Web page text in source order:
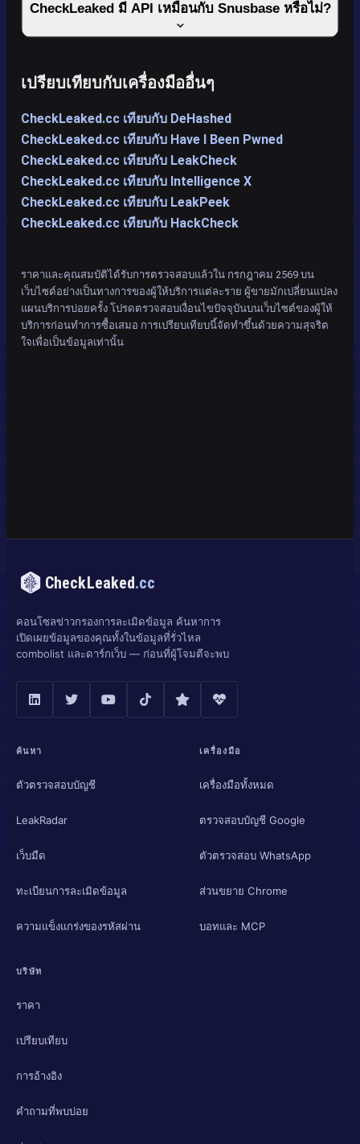
CheckLeaked มี API เหมือนกับ Snusbase หรือไม่?
เปรียบเทียบกับเครื่องมืออื่นๆ
CheckLeaked.cc เทียบกับ DeHashed
CheckLeaked.cc เทียบกับ Have I Been Pwned
CheckLeaked.cc เทียบกับ LeakCheck
CheckLeaked.cc เทียบกับ Intelligence X
CheckLeaked.cc เทียบกับ LeakPeek
CheckLeaked.cc เทียบกับ HackCheck
ราคาและคุณสมบัติได้รับการตรวจสอบแล้วใน กรกฎาคม 2569 บน
เว็บไซต์อย่างเป็นทางการของผู้ให้บริการแต่ละราย ผู้ขายมักเปลี่ยนแปลง
แผนบริการบ่อยครั้ง โปรดตรวจสอบเงื่อนไขปัจจุบันบนเว็บไซต์ของผู้ให้
บริการก่อนทำการซื้อเสมอ การเปรียบเทียบนี้จัดทำขึ้นด้วยความสุจริต
ใจเพื่อเป็นข้อมูลเท่านั้น
CheckLeaked.cc
คอนโซลข่าวกรองการละเมิดข้อมูล ค้นหาการ
เปิดเผยข้อมูลของคุณทั้งในข้อมูลที่รั่วไหล
combolist และดาร์กเว็บ — ก่อนที่ผู้โจมตีจะพบ
ค้นหา
ตัวตรวจสอบบัญชี
LeakRadar
เว็บมืด
ทะเบียนการละเมิดข้อมูล
ความแข็งแกร่งของรหัสผ่าน
เครื่องมือ
เครื่องมือทั้งหมด
ตรวจสอบบัญชี Google
ตัวตรวจสอบ WhatsApp
ส่วนขยาย Chrome
บอทและ MCP
บริษัท
ราคา
เปรียบเทียบ
การอ้างอิง
คำถามที่พบบ่อย